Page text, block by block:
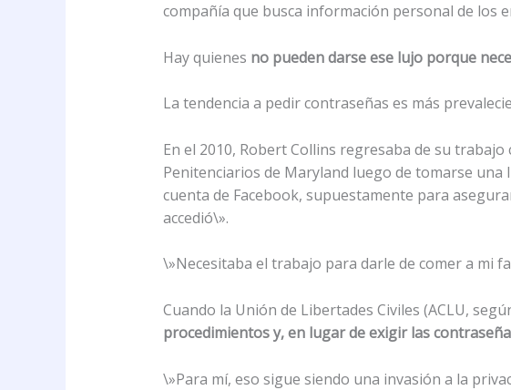
compañía que busca información personal de los
Hay quienes no pueden darse ese lujo porque
La tendencia a pedir contraseñas es más
En el 2010, Robert Collins regresaba de su
Penitenciarios de Maryland luego de tomarse
cuenta de Facebook, supuestamente para
accedió\».
\»Necesitaba el trabajo para darle de comer a mi
Cuando la Unión de Libertades Civiles (ACLU,
procedimientos y, en lugar de exigir las
\»Para mí, eso sigue siendo una invasión a la